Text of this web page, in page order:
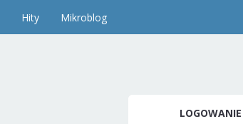
Hity Mikroblog
LOGOWANIE